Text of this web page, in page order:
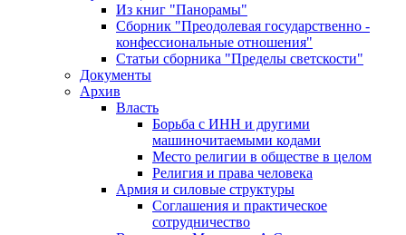
Из книг "Панорамы"
Сборник "Преодолевая государственно -
конфессиональные отношения"
Статьи сборника "Пределы светскости"
Документы
Архив
Власть
Борьба с ИНН и другими
машиночитаемыми кодами
Место религии в обществе в целом
Религия и права человека
Армия и силовые структуры
Соглашения и практическое
сотрудничество